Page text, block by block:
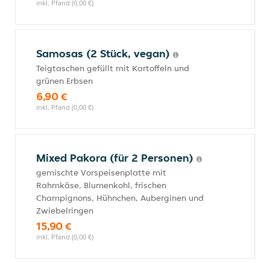
inkl. Pfand (0,00 €)
Samosas (2 Stück, vegan)
Teigtaschen gefüllt mit Kartoffeln und
grünen Erbsen
6,90 €
inkl. Pfand (0,00 €)
Mixed Pakora (für 2 Personen)
gemischte Vorspeisenplatte mit
Rahmkäse, Blumenkohl, frischen
Champignons, Hühnchen, Auberginen und
Zwiebelringen
15,90 €
inkl. Pfand (0,00 €)